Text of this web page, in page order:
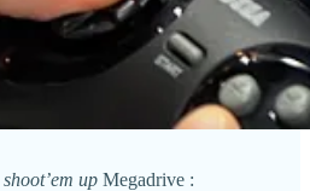
shoot’em up Megadrive :